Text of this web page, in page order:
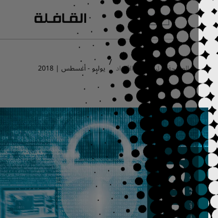
انتقل إلى المحتوى الرئيسي
الصفحة الرئيسية /
/ يوليو - أغسطس | 2018